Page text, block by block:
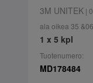
3M UNITEK|
ala oikea 35
1 x 5 kpl
Tuotenumero:
MD178484